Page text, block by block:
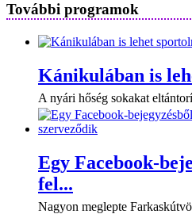
További programok
Kánikulában is
A nyári hőség sokakat
Egy Facebook-
fel...
Nagyon meglepte